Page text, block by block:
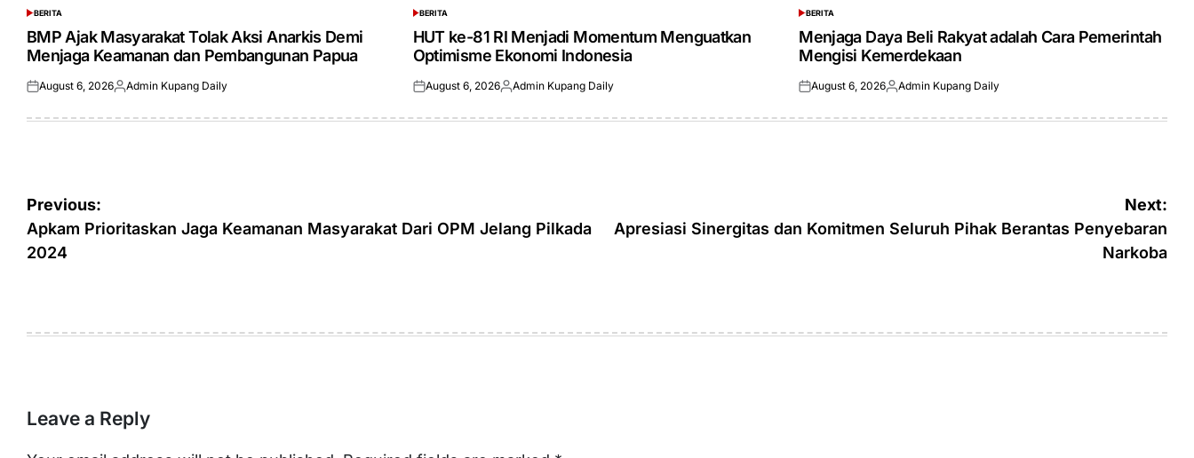
POSTED
IN
BERITA
BMP Ajak Masyarakat Tolak Aksi Anarkis Demi
Menjaga Keamanan dan Pembangunan Papua
Posted
August 6, 2026Posted
Admin Kupang Daily
POSTED
IN
BERITA
HUT ke-81 RI Menjadi Momentum Menguatkan
Optimisme Ekonomi Indonesia
Posted
August 6, 2026Posted
Admin Kupang Daily
POSTED
IN
BERITA
Menjaga Daya Beli Rakyat adalah Cara Pemerintah
Mengisi Kemerdekaan
Posted
August 6, 2026Posted
Admin Kupang Daily
Post
navigation
Previous:
Apkam Prioritaskan Jaga Keamanan Masyarakat Dari OPM Jelang Pilkada
2024
Next:
Apresiasi Sinergitas dan Komitmen Seluruh Pihak Berantas Penyebaran
Narkoba
Leave a Reply